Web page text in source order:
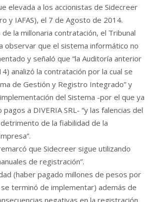
elevada a los accionistas de Sidecreer
y IAFAS), el 7 de Agosto de 2014.
la millonaria contratación, el Tribunal
observar que el sistema informático no
y señaló que “la Auditoría anterior
analizó la contratación por la cual se
de Gestión y Registro Integrado” y
del Sistema -por el que ya
a DIVERIA SRL- “y las falencias del
de la fiabilidad de la
que Sidecreer sigue utilizando
de registración”.
(haber pagado millones de pesos por
terminó de implementar) además de